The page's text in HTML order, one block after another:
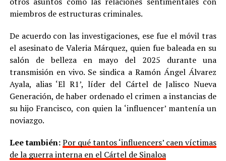
miembros de estructuras criminales.
De acuerdo con las investigaciones, ese fue el móvil tras
el asesinato de Valeria Márquez, quien fue baleada en su
salón de belleza en mayo del 2025 durante una
transmisión en vivo. Se sindica a Ramón Ángel Álvarez
Ayala, alias ‘El R1’, líder del Cártel de Jalisco Nueva
Generación, de haber ordenado el crimen a instancias de
su hijo Francisco, con quien la ‘influencer’ mantenía un
noviazgo.
Lee también:Por qué tantos ‘influencers’ caen víctimas
de la guerra interna en el Cártel de Sinaloa